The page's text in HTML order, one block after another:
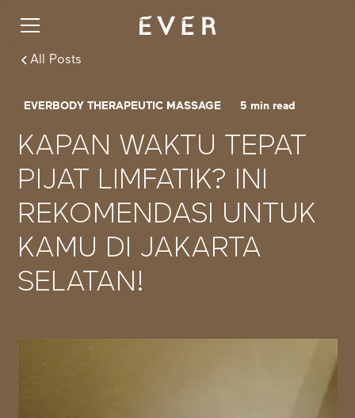
All Posts
EVERBODY THERAPEUTIC MASSAGE 5 min read
KAPAN WAKTU TEPAT
PIJAT LIMFATIK? INI
REKOMENDASI UNTUK
KAMU DI JAKARTA
SELATAN!